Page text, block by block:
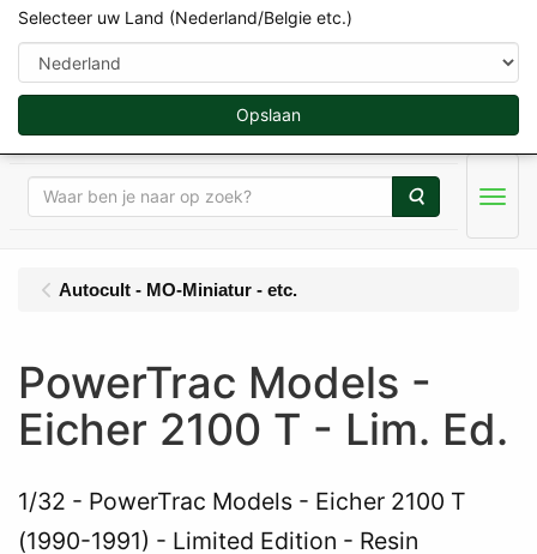
Zoeken Menu
Autocult - MO-Miniatur - etc.
PowerTrac Models -
Eicher 2100 T - Lim. Ed.
1/32
PowerTrac Models - Eicher 2100 T
(1990-1991) - Limited Edition - Resin
Selecteer uw Land (Nederland/Belgie etc.)
Opslaan